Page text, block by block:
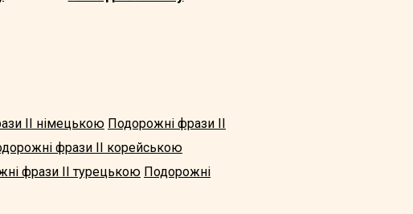
II німецькою Подорожні фрази II
фрази II корейською
фрази II турецькою Подорожні